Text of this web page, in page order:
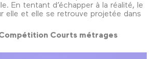
En tentant d’échapper à la réalité, le
elle et elle se retrouve projetée dans
Courts métrages